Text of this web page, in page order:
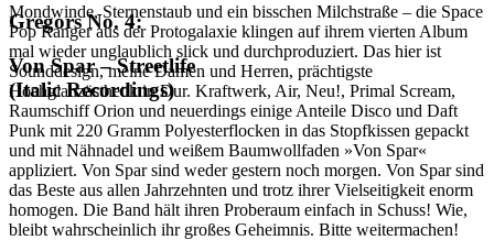
Gregors No. 4:
Von Spar – Streetlife
(Italic Recordings)
Mondwinde, Sternenstaub und ein bisschen Milchstraße – die Space
Pop Ranger aus der Protogalaxie klingen auf ihrem vierten Album
mal wieder unglaublich slick und durchproduziert. Das hier ist
Sounddesign, meine Damen und Herren, prächtigste
Hochglanzästhetik in Dur. Kraftwerk, Air, Neu!, Primal Scream,
Raumschiff Orion und neuerdings einige Anteile Disco und Daft
Punk mit 220 Gramm Polyesterflocken in das Stopfkissen gepackt
und mit Nähnadel und weißem Baumwollfaden »Von Spar«
appliziert. Von Spar sind weder gestern noch morgen. Von Spar sind
das Beste aus allen Jahrzehnten und trotz ihrer Vielseitigkeit enorm
homogen. Die Band hält ihren Proberaum einfach in Schuss! Wie,
bleibt wahrscheinlich ihr großes Geheimnis. Bitte weitermachen!